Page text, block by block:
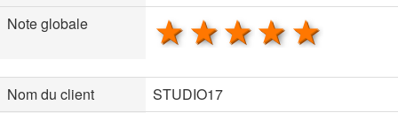
Note globale
4 stars
3 stars
2 stars
1 star
Nom du client
STUDIO17